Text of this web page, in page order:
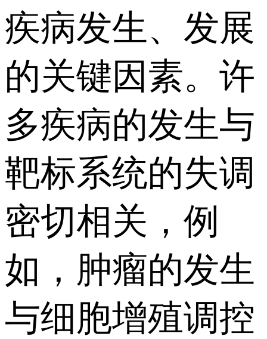
疾病发生、发展
的关键因素。许
多疾病的发生与
靶标系统的失调
密切相关，例
如，肿瘤的发生
与细胞增殖调控